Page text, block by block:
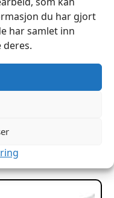
du har gjort
har samlet inn